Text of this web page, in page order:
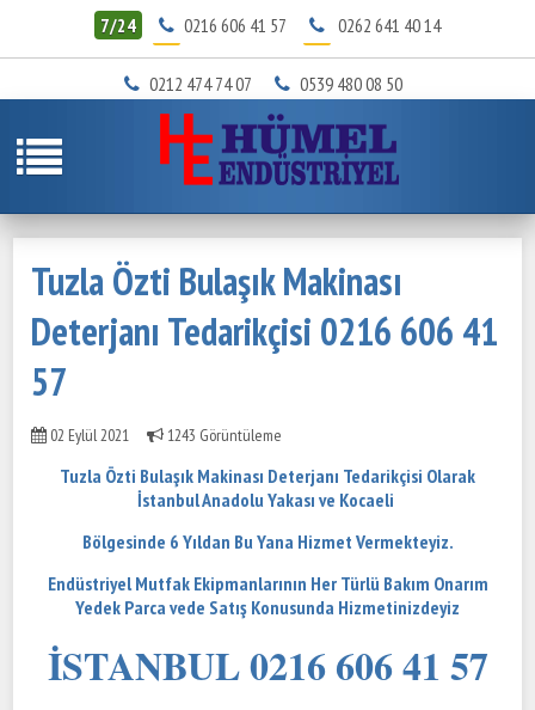
7/24 0216 606 41 57 0262 641 40 14
0212 474 74 07 0539 480 08 50
Tuzla Özti Bulaşık Makinası
Deterjanı Tedarikçisi 0216 606 41
57
02 Eylül 2021 1243 Görüntüleme
Tuzla Özti Bulaşık Makinası Deterjanı Tedarikçisi Olarak
İstanbul Anadolu Yakası ve Kocaeli
Bölgesinde 6 Yıldan Bu Yana Hizmet Vermekteyiz.
Endüstriyel Mutfak Ekipmanlarının Her Türlü Bakım Onarım
Yedek Parca vede Satış Konusunda Hizmetinizdeyiz
İSTANBUL 0216 606 41 57